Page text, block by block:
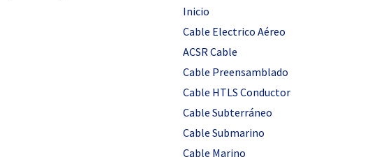
Inicio
Cable Electrico Aéreo
ACSR Cable
Cable Preensamblado
Cable HTLS Conductor
Cable Subterráneo
Cable Submarino
Cable Marino